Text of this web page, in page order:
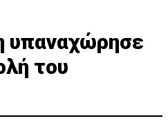
υπαναχώρησε
του